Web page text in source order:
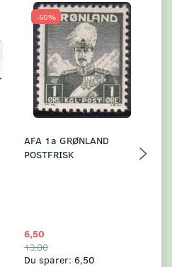
-50%
AFA 1a GRØNLAND
POSTFRISK
6,50
13,00
Du sparer: 6,50